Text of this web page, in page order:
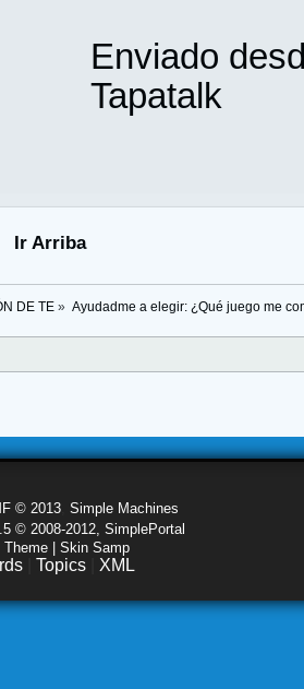
Enviado
Tapatalk
Ir Arriba
DE TE» Ayudadme a elegir: ¿Qué juego me
© 2013 Simple Machines
© 2008-2012, SimplePortal
| Skin Samp
Topics XML